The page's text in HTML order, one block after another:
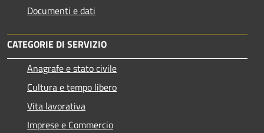
Documenti e dati
CATEGORIE DI SERVIZIO
Anagrafe e stato civile
Cultura e tempo libero
Vita lavorativa
Imprese e Commercio